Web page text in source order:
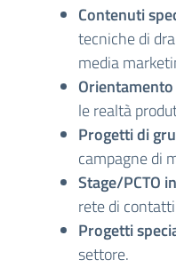
Contenuti
tecniche di
media
le realtà
Progetti di
campagne di
Stage/PCTO
rete di
Progetti
settore.